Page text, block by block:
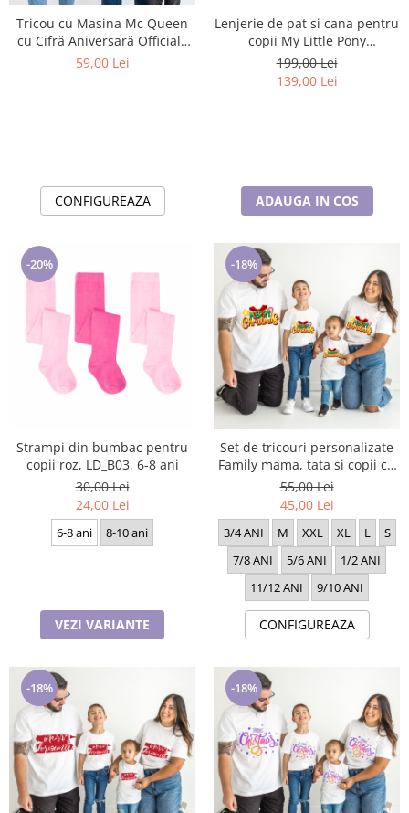
Tricou cu Masina Mc Queen
cu Cifră Aniversară Official|
Cadou Personalizat e-CADOU
59,00 Lei
CONFIGUREAZA
Lenjerie de pat si cana pentru
copii My Little Pony
Friendship 140×200 cm, 70×90
cm, Disney, 100% bumbac
199,00 Lei
139,00 Lei
ADAUGA IN COS
-20%
Strampi din bumbac pentru
copii roz, LD_B03, 6-8 ani
30,00 Lei
24,00 Lei
6-8 ani 8-10 ani
VEZI VARIANTE
-18%
Set de tricouri personalizate
Family mama, tata si copii cu
tematica de Craciun, Merry
Chritsmas 1628
55,00 Lei
45,00 Lei
3/4 ANI M XXL XL L
S
7/8 ANI
5/6 ANI
1/2 ANI
11/12 ANI
9/10 ANI
CONFIGUREAZA
-18% -18%